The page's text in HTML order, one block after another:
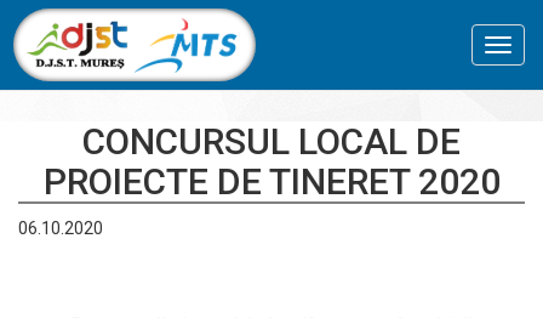
CONCURSUL LOCAL DE
PROIECTE DE TINERET 2020
06.10.2020